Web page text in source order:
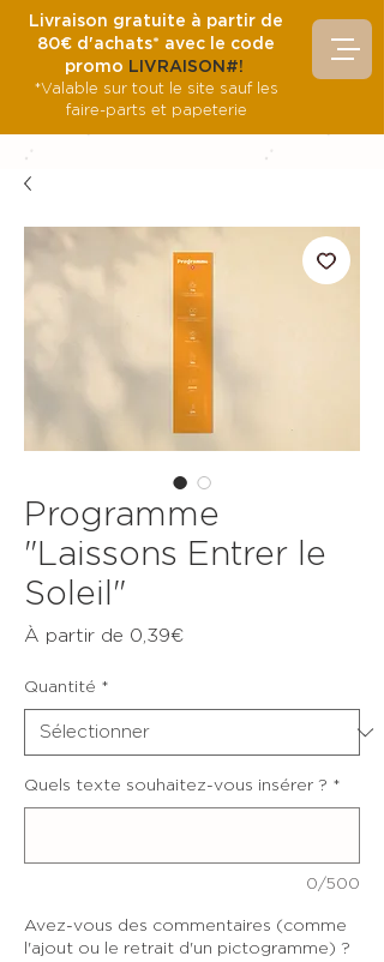
Livraison gratuite à partir de
80€ d'achats* avec le code
promo LIVRAISON#!
*Valable sur tout le site sauf les
faire-parts et papeterie
Programme
"Laissons Entrer le
Soleil"
À partir de 0,39€Prix
Quantité *
Quels texte souhaitez-vous insérer ? *
0/500
Avez-vous des commentaires (comme
l'ajout ou le retrait d'un pictogramme) ?